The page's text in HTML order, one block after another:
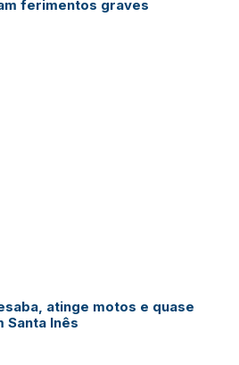
ferimentos graves
atinge motos e quase
Inês